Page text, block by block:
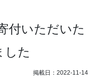
付いただいた
した
掲載日：2022-11-14